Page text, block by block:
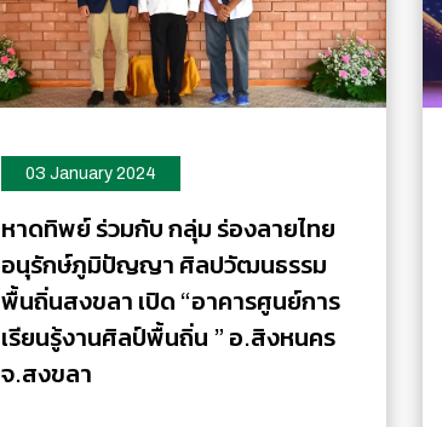
03 January 2024
หาดทิพย์ ร่วมกับ กลุ่ม ร่องลายไทย
อนุรักษ์ภูมิปัญญา ศิลปวัฒนธรรม
พื้นถิ่นสงขลา เปิด “อาคารศูนย์การ
เรียนรู้งานศิลป์พื้นถิ่น ” อ.สิงหนคร
จ.สงขลา